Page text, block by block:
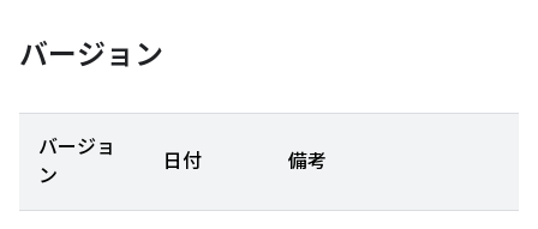
バージョン
バージョ
ン
日付 備考